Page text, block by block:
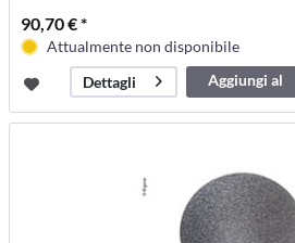
90,70 € *
Attualmente non disponibile
Dettagli
Aggiungi al
carrello